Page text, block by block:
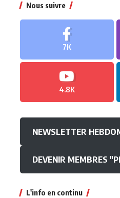
Nous suivre
7K
4.8K
NEWSLETTER
DEVENIR MEMBRES
L'info en continu